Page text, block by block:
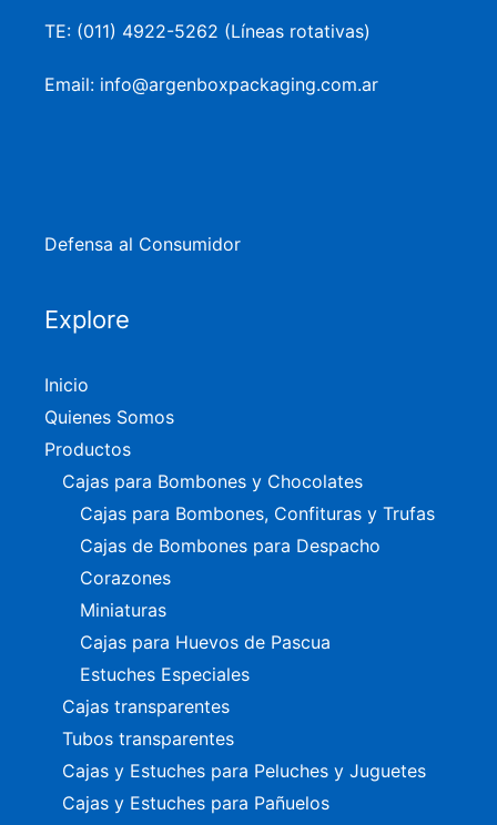
TE: (011) 4922-5262 (Líneas rotativas)
Email: info@argenboxpackaging.com.ar
Defensa al Consumidor
Explore
Inicio
Quienes Somos
Productos
Cajas para Bombones y Chocolates
Cajas para Bombones, Confituras y Trufas
Cajas de Bombones para Despacho
Corazones
Miniaturas
Cajas para Huevos de Pascua
Estuches Especiales
Cajas transparentes
Tubos transparentes
Cajas y Estuches para Peluches y Juguetes
Cajas y Estuches para Pañuelos